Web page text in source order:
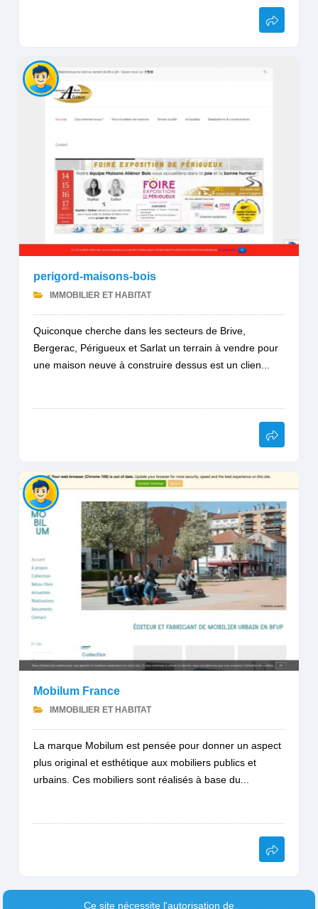
perigord-maisons-bois
IMMOBILIER ET HABITAT
Quiconque cherche dans les secteurs de Brive,
Bergerac, Périgueux et Sarlat un terrain à vendre pour
une maison neuve à construire dessus est un clien...
Mobilum France
IMMOBILIER ET HABITAT
La marque Mobilum est pensée pour donner un aspect
plus original et esthétique aux mobiliers publics et
urbains. Ces mobiliers sont réalisés à base du...
Ce site nécessite l'autorisation de